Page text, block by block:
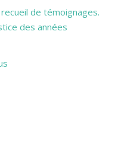
de témoignages.
des années